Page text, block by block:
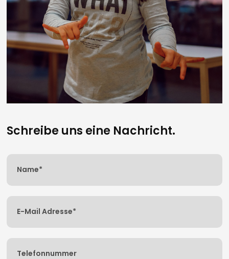
Schreibe uns eine Nachricht.